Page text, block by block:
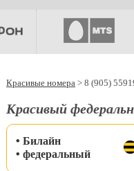
Красивые номера > 8 (905)
Красивый
• Билайн
• федеральный